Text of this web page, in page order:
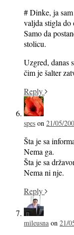
# Dinke, ja
valjda stigla
Samo da
stolicu.
Uzgred, danas
čim je šalter
Reply
spes on 21/05/
Šta je sa
Nema ga.
Šta je sa
Nema ni nje.
Reply
mileusna on 21/